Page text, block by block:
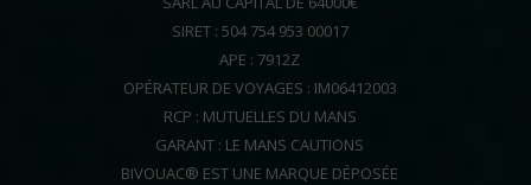
SIRET : 504 754 953 00017
APE : 7912Z
OPÉRATEUR DE VOYAGES : IM06412003
RCP : MUTUELLES DU MANS
GARANT : LE MANS CAUTIONS
BIVOUAC® EST UNE MARQUE DÉPOSÉE